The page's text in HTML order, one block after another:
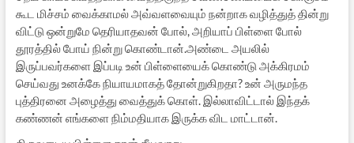
கூட மிச்சம் வைக்காமல் அவ்வளவையும் நன்றாக வழித்துத் தின்று
விட்டு ஒன்றுமே தெரியாதவன் போல், அறியாப் பிள்ளை போல்
தூரத்தில் போய் நின்று கொண்டான்.அண்டை அயலில்
இருப்பவர்களை இப்படி உன் பிள்ளையைக் கொண்டு அக்கிரமம்
செய்வது உனக்கே நியாயமாகத் தோன்றுகிறதா? உன் அருமந்த
புத்திரனை அழைத்து வைத்துக் கொள். இல்லாவிட்டால் இந்தக்
கண்ணன் எங்களை நிம்மதியாக இருக்க விட மாட்டான்.